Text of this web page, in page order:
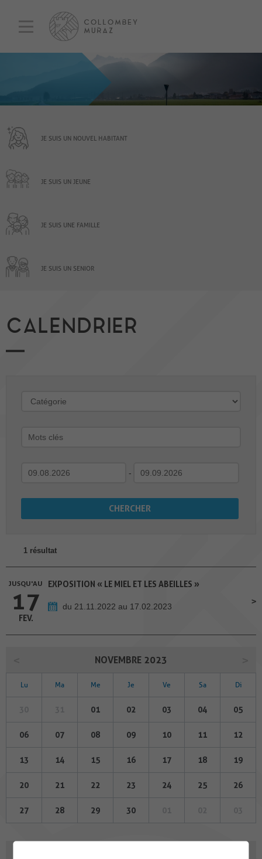
JE SUIS UN NOUVEL HABITANT
JE SUIS UN JEUNE
JE SUIS UNE FAMILLE
JE SUIS UN SENIOR
CALENDRIER
-
1 résultat
JUSQU'AU
17
FEV.
EXPOSITION « LE MIEL ET LES ABEILLES »
du 21.11.2022 au 17.02.2023
NOVEMBRE 2023
Lu Ma Me Je Ve Sa Di
01 02 03 04 05
06 07 08 09 10 11 12
13 14 15 16 17 18 19
20 21 22 23 24 25 26
27 28 29 30